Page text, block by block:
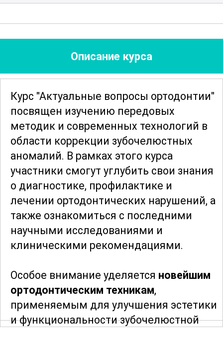
Описание курса
Курс "Актуальные вопросы ортодонтии"
посвящен изучению передовых
методик и современных технологий в
области коррекции зубочелюстных
аномалий. В рамках этого курса
участники смогут углубить свои знания
о диагностике, профилактике и
лечении ортодонтических нарушений, а
также ознакомиться с последними
научными исследованиями и
клиническими рекомендациями.
Особое внимание уделяется новейшим
ортодонтическим техникам,
применяемым для улучшения эстетики
и функциональности зубочелюстной